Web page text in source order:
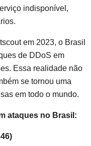
indisponível,
em 2023, o Brasil
de DDoS em
Essa realidade não
se tornou uma
em todo o mundo.
ataques no Brasil: